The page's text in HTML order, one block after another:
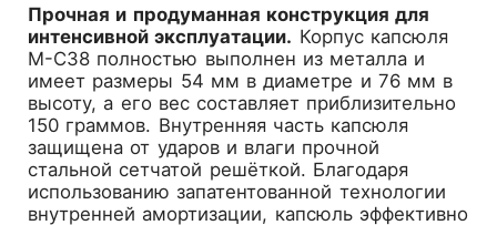
Прочная и продуманная конструкция для
интенсивной эксплуатации. Корпус капсюля
M-C38 полностью выполнен из металла и
имеет размеры 54 мм в диаметре и 76 мм в
высоту, а его вес составляет приблизительно
150 граммов. Внутренняя часть капсюля
защищена от ударов и влаги прочной
стальной сетчатой решёткой. Благодаря
использованию запатентованной технологии
внутренней амортизации, капсюль эффективно